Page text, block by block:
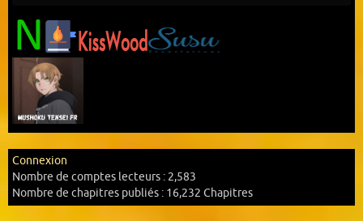
Connexion
Nombre de comptes lecteurs : 2,583
Nombre de chapitres publiés : 16,232 Chapitres